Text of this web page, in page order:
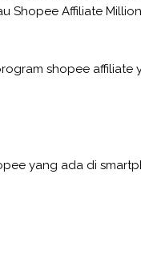
Shopee Affiliate
shopee affiliate
yang ada di